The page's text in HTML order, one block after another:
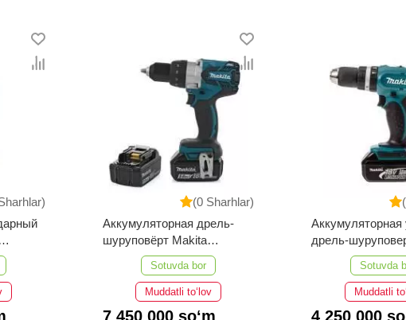
(0 Sharhlar)
Аккумуляторная дрель-
шуруповёрт Makita
DDF481RTE
Sotuvda bor
Muddatli to‘lov
7 450 000 so‘m
Аккумуляторная
дрель-
DHP453RFE
Sotuvda
Muddatli
4 250 000